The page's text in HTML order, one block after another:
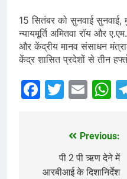
15 सितंबर को सुनवाई सुनवाई,
न्यायमूर्ति अमितवा रॉय और
और केंद्रीय मानव संसाधन
केंद्र शासित प्रदेशों से तीन
Twitter
navigation
Previous:
पी 2 पी ऋण देने में
आरबीआई के दिशानिर्देश